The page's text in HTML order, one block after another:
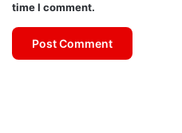
time I comment.